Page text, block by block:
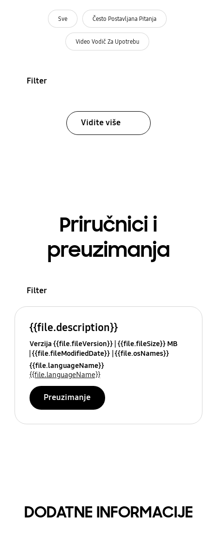
Sve Često Postavljana Pitanja
Video Vodič Za Upotrebu
Filter
Vidite više
Priručnici i
preuzimanja
Filter
{{file.description}}
Verzija {{file.fileVersion}} {{file.fileSize}} MB
{{file.fileModifiedDate}} {{file.osNames}}
{{file.languageName}}
{{file.languageName}}
Preuzimanje
DODATNE INFORMACIJE